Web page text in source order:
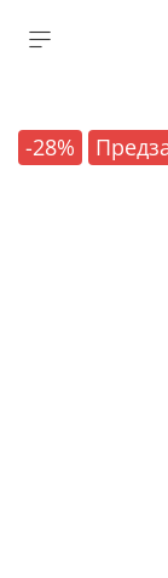
-28%